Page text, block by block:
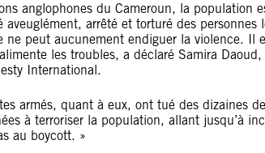
anglophones du Cameroun, la population
aveuglément, arrêté et torturé des
ne peut aucunement endiguer la violence. Il
les troubles, a déclaré Samira
International.
armés, quant à eux, ont tué des dizaines
à terroriser la population, allant jusqu’à
au boycott. »